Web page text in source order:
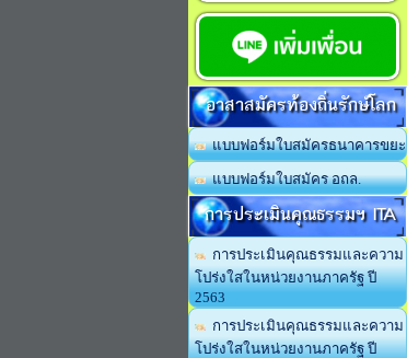
อาสาสมัครท้องถิ่นรักษ์โลก
แบบฟอร์มใบสมัครธนาคารขยะ
แบบฟอร์มใบสมัคร อถล.
การประเมินคุณธรรมฯ ITA
การประเมินคุณธรรมและความ
โปร่งใสในหน่วยงานภาครัฐ ปี
2563
การประเมินคุณธรรมและความ
โปร่งใสในหน่วยงานภาครัฐ ปี